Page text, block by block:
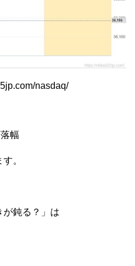
nasdaq/
幅
。
が鈍る？」は